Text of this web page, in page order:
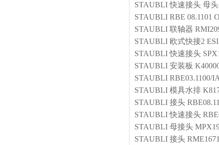
STAUBLI 快速接头 母头
STAUBLI RBE 08.1101
STAUBLI 联轴器
STAUBLI 欧式快接2
STAUBLI 快速接头
STAUBLI 安装板
STAUBLI RBE03.1100/
STAUBLI 模具水排
STAUBLI 接头
STAUBLI 快速接头
STAUBLI 母接头
STAUBLI 接头